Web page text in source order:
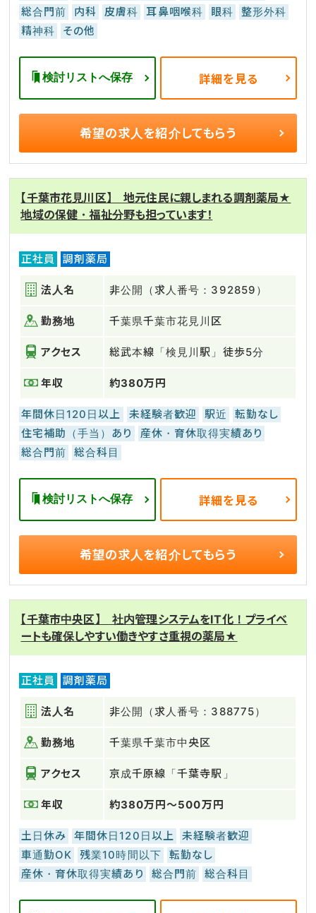
総合門前
内科 皮膚科 耳鼻咽喉科 眼科
整形外科
精神科
その他
検討リストへ保存 詳細を見る
希望の求人を紹介してもらう
【千葉市花見川区】 地元住民に親しまれる調剤薬局★
地域の保健・福祉分野も担っています！
正社員 調剤薬局
法人名 非公開（求人番号：392859）
勤務地 千葉県千葉市花見川区
アクセス 総武本線「検見川駅」徒歩5分
年収 約380万円
年間休日120日以上 未経験者歓迎 駅近
転勤なし
住宅補助（手当）あり
産休・育休取得実績あり
総合門前
総合科目
検討リストへ保存 詳細を見る
希望の求人を紹介してもらう
【千葉市中央区】 社内管理システムをIT化！プライベ
ートも確保しやすい働きやすさ重視の薬局★
正社員 調剤薬局
法人名 非公開（求人番号：388775）
勤務地 千葉県千葉市中央区
アクセス 京成千原線「千葉寺駅」
年収 約380万円～500万円
土日休み 年間休日120日以上
未経験者歓迎
車通勤OK
残業10時間以下
転勤なし
産休・育休取得実績あり
総合門前 総合科目